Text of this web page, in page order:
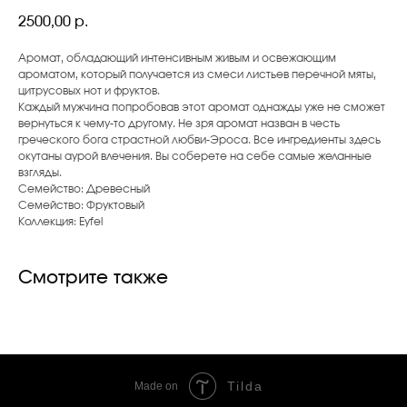
2500,00 р.
Аромат, обладающий интенсивным живым и освежающим
ароматом, который получается из смеси листьев перечной мяты,
цитрусовых нот и фруктов.
Каждый мужчина попробовав этот аромат однажды уже не сможет
вернуться к чему-то другому. Не зря аромат назван в честь
греческого бога страстной любви-Эроса. Все ингредиенты здесь
окутаны аурой влечения. Вы соберете на себе самые желанные
взгляды.
Семейство: Древесный
Семейство: Фруктовый
Коллекция: Eyfel
Смотрите также
Made on Tilda